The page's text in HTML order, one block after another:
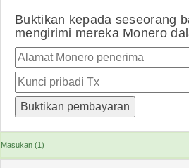
Buktikan kepada seseorang
mengirimi mereka Monero
Masukan (1)